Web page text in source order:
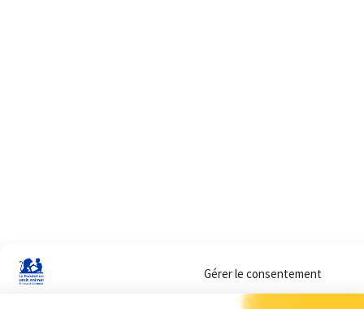
Gérer le consentement